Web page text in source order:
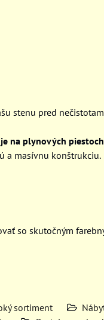
stenu pred
na plynových
a masívnu konštrukciu.
so skutočným
sortiment